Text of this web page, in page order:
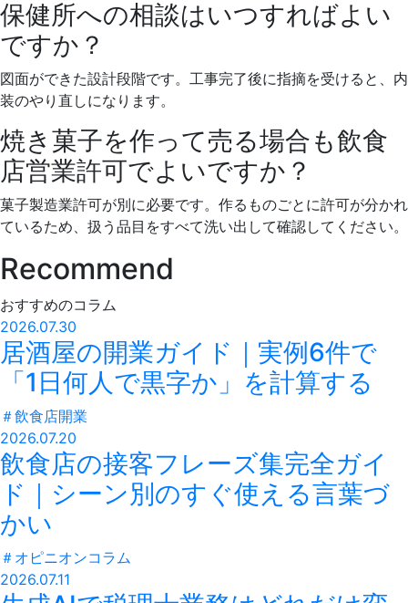
保健所への相談はいつすればよい
ですか？
図面ができた設計段階です。工事完了後に指摘を受けると、内
装のやり直しになります。
焼き菓子を作って売る場合も飲食
店営業許可でよいですか？
菓子製造業許可が別に必要です。作るものごとに許可が分かれ
ているため、扱う品目をすべて洗い出して確認してください。
Recommend
おすすめのコラム
2026.07.30
居酒屋の開業ガイド｜実例6件で
「1日何人で黒字か」を計算する
＃飲食店開業
2026.07.20
飲食店の接客フレーズ集完全ガイ
ド｜シーン別のすぐ使える言葉づ
かい
＃ オピニオンコラム
2026.07.11